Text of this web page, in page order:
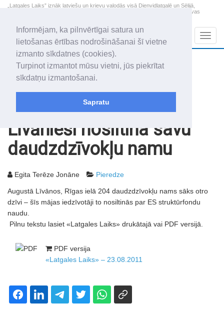
Informējam, ka pilnvērtīgai satura un
lietošanas ērtības nodrošināšanai šī vietne
izmanto sīkdatnes (cookies).
Turpinot izmantot mūsu vietni, jūs piekrītat
sīkdatņu izmantošanai.
Sapratu
„Latgales Laiks” iznāk latviešu un krievu valodās visā Dienvidlatgalē un Sēlijā,
„Latgales Laiks” latviešu valodā aptver Daugavpils valstspilsētu, Augšdaugavas
2026. gada 9. augusts
Svētdiena
Genovefa, Genoveva, Madara
+17.1
Līvānieši nosiltina savu
daudzdzīvokļu namu
Egita Terēze Jonāne Pieredze
Augustā Līvānos, Rīgas ielā 204 daudzdzīvokļu nams sāks otro
dzīvi – šīs mājas iedzīvotāji to nosiltinās par ES struktūrfondu
naudu.
Pilnu tekstu lasiet «Latgales Laiks» drukātajā vai PDF versijā.
PDF versija
«Latgales Laiks» – 23.08.2011